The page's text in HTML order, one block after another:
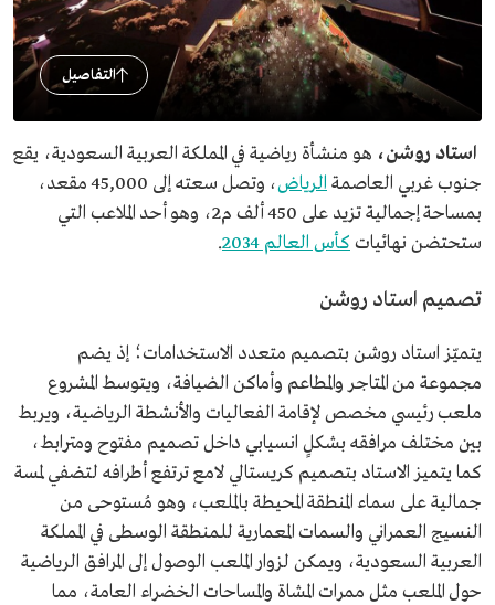
التفاصيل
استاد روشن، هو منشأة رياضية في المملكة العربية السعودية، يقع
جنوب غربي العاصمة الرياض
، وتصل سعته إلى 45,000 مقعد،
بمساحة إجمالية تزيد على 450 ألف م2، وهو أحد الملاعب التي
ستحتضن نهائيات كأس العالم 2034 .
تصميم استاد روشن
يتميّز استاد روشن بتصميم متعدد الاستخدامات؛ إذ يضم
مجموعة من المتاجر والمطاعم وأماكن الضيافة، ويتوسط المشروع
ملعب رئيسي مخصص لإقامة الفعاليات والأنشطة الرياضية، ويربط
بين مختلف مرافقه بشكلٍ انسيابي داخل تصميم مفتوح ومترابط،
كما يتميز الاستاد بتصميم كريستالي لامع ترتفع أطرافه لتضفي لمسة
جمالية على سماء المنطقة المحيطة بالملعب، وهو مُستوحى من
النسيج العمراني والسمات المعمارية للمنطقة الوسطى في المملكة
العربية السعودية، ويمكن لزوار الملعب الوصول إلى المرافق الرياضية
حول الملعب مثل ممرات المشاة والمساحات الخضراء العامة، مما